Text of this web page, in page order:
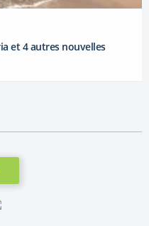
et 4 autres nouvelles